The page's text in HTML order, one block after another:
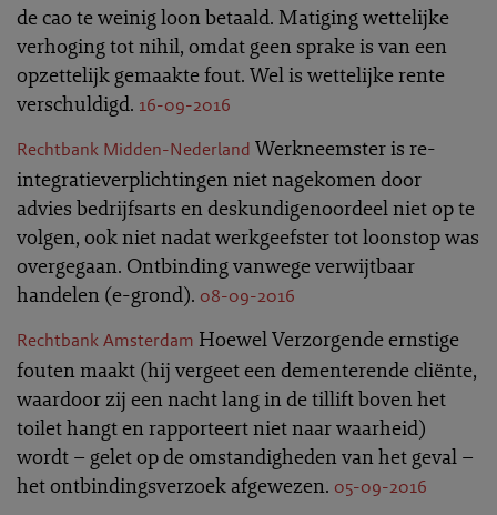
de cao te weinig loon betaald. Matiging wettelijke
verhoging tot nihil, omdat geen sprake is van een
opzettelijk gemaakte fout. Wel is wettelijke rente
verschuldigd. 16-09-2016
Rechtbank Midden-Nederland Werkneemster is re-
integratieverplichtingen niet nagekomen door
advies bedrijfsarts en deskundigenoordeel niet op te
volgen, ook niet nadat werkgeefster tot loonstop was
overgegaan. Ontbinding vanwege verwijtbaar
handelen (e-grond). 08-09-2016
Rechtbank Amsterdam Hoewel Verzorgende ernstige
fouten maakt (hij vergeet een dementerende cliënte,
waardoor zij een nacht lang in de tillift boven het
toilet hangt en rapporteert niet naar waarheid)
wordt – gelet op de omstandigheden van het geval –
het ontbindingsverzoek afgewezen. 05-09-2016